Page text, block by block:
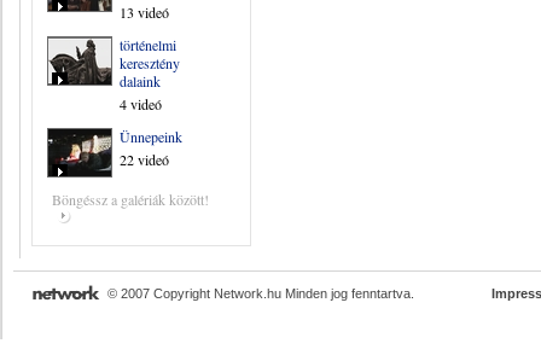
13 videó
történelmi
keresztény
dalaink
4 videó
Ünnepeink
22 videó
Böngéssz a galériák között!
© 2007 Copyright Network.hu Minden jog fenntartva.